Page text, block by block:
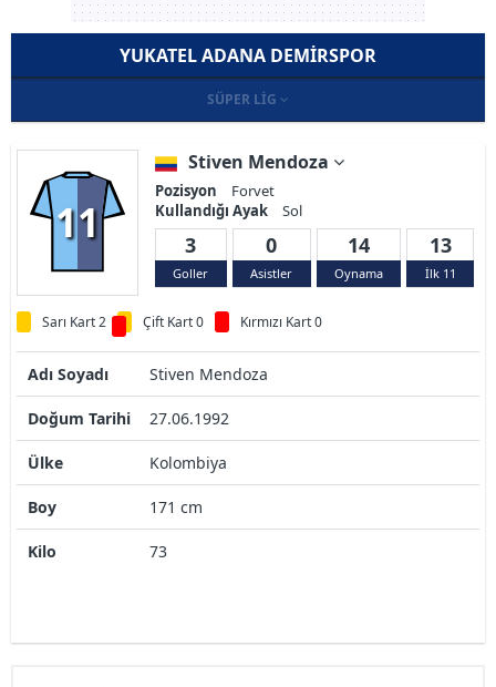
YUKATEL ADANA DEMIRSPOR
SÜPER LIG
11
Stiven Mendoza
Pozisyon
Forvet
Kullandığı Ayak
Sol
3
Goller
0
Asistler
14
Oynama
13
İlk 11
Sarı Kart 2 Çift Kart 0 Kırmızı Kart 0
Adı Soyadı Stiven Mendoza
Doğum Tarihi 27.06.1992
Ülke Kolombiya
Boy 171 cm
Kilo 73